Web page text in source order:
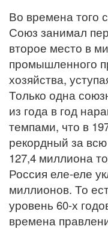
Во времена того
Союз занимал
второе место в
промышленного
хозяйства,
Только одна
из года в год
темпами, что в
рекордный за
127,4 миллиона
Россия еле-еле
миллионов. То
уровень 60-х
времена